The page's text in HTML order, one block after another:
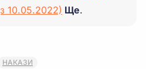
10.05.2022) Ще.
НАКАЗИ